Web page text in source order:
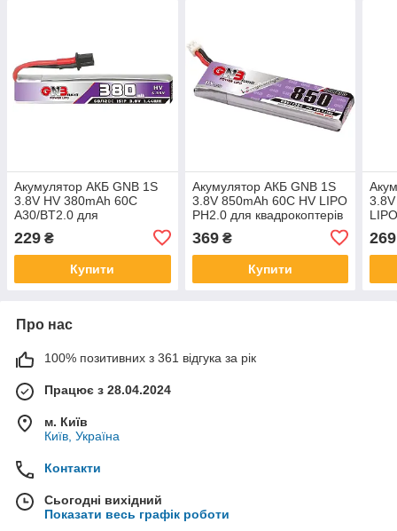
Акумулятор АКБ GNB 1S
3.8V HV 380mAh 60C
A30/BT2.0 для
квадрокоптерів BetaFPV
229 ₴
Купити
Акумулятор АКБ GNB 1S
3.8V 850mAh 60C HV LIPO
PH2.0 для квадрокоптерів
369₴
Купити
269
Про нас
100% позитивних з 361 відгука за рік
Працює з 28.04.2024
м. Київ
Київ, Україна
Контакти
Сьогодні вихідний
Показати весь графік роботи